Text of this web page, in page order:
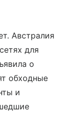
Австралия
для
о
обходные
и